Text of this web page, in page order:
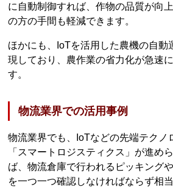
に自動制御すれば、作物の品質が向
の方の手間も軽減できます。
ほかにも、IoTを活用した農機の自動
現しており、農作業の省力化が急速
す。
物流業界での活用事例
物流業界でも、IoTなどの先端テクノ
「スマートロジスティクス」が進め
ば、物流倉庫で行われるピッキング
を一つ一つ確認しなければならず相